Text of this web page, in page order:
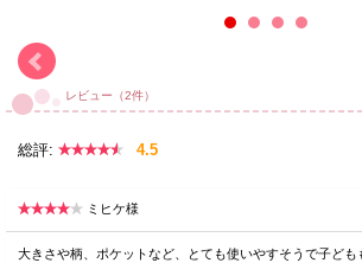
レビュー（2件）
総評: 4.5
ミヒケ様
大きさや柄、ポケットなど、とても使いやすそうで子ど